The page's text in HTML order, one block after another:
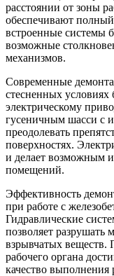
расстоянии от зоны
обеспечивают
встроенные системы
возможные
механизмов.
Современные
стесненных условиях
электрическому
гусеничным шасси с
преодолевать
поверхностях.
и делает возможным
помещений.
Эффективность
при работе с
Гидравлические
позволяет
взрывчатых веществ.
рабочего органа
качество выполнения